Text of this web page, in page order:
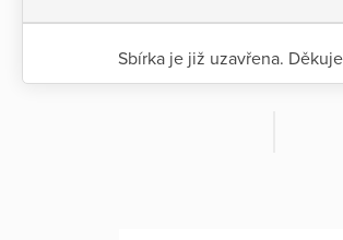
Sbírka je již uzavřena.